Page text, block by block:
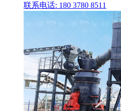
联系电话: 180 3780 8511